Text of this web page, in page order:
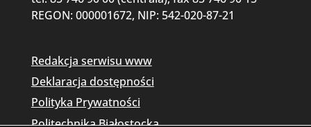
REGON: 000001672, NIP: 542-020-87-21
Redakcja serwisu www
Deklaracja dostępności
Polityka Prywatności
Politechnika Białostocka